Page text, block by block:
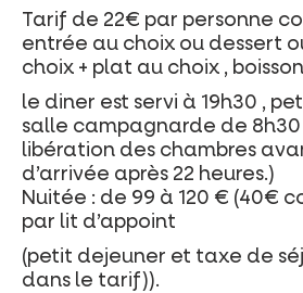
Tarif de 22€ par personne
entrée au choix ou dessert
choix + plat au choix ,
le diner est servi à 19h30 ,
salle campagnarde de 8h30
libération des chambres
d’arrivée après 22 heures.)
Nuitée : de 99 à 120 € (40€
par lit d’appoint
(petit dejeuner et taxe de
dans le tarif)).